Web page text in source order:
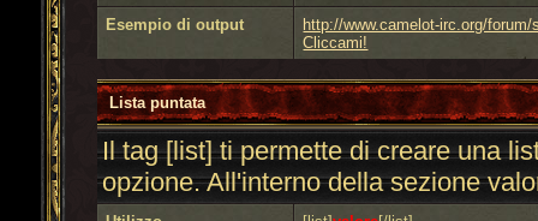
Esempio di output
http://www.camelot-irc.org/
Cliccami!
Lista puntata
Il tag [list] ti permette di creare una
opzione. All'interno della sezione